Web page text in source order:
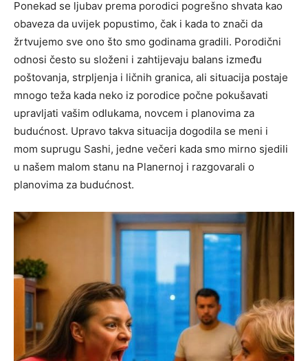
Ponekad se ljubav prema porodici pogrešno shvata kao
obaveza da uvijek popustimo, čak i kada to znači da
žrtvujemo sve ono što smo godinama gradili. Porodični
odnosi često su složeni i zahtijevaju balans između
poštovanja, strpljenja i ličnih granica, ali situacija postaje
mnogo teža kada neko iz porodice počne pokušavati
upravljati vašim odlukama, novcem i planovima za
budućnost. Upravo takva situacija dogodila se meni i
mom suprugu Sashi, jedne večeri kada smo mirno sjedili
u našem malom stanu na Planernoj i razgovarali o
planovima za budućnost.